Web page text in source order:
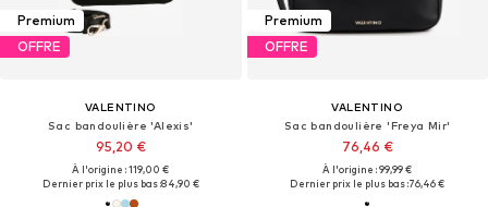
Premium
OFFRE
VALENTINO
Sac bandoulière 'Alexis'
95,20 €
À l'origine : 119,00 €
Dernier prix le plus bas :84,90 €
Premium
OFFRE
VALENTINO
Sac bandoulière 'Freya Mir'
76,46 €
À l'origine : 99,99 €
Dernier prix le plus bas :76,46 €